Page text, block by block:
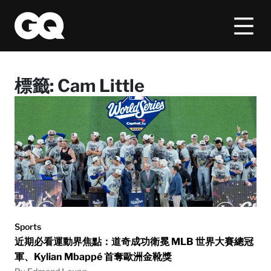
標籤: Cam Little
Sports
近期必看運動界焦點：道奇成功衛冕 MLB 世界大賽總冠
軍、Kylian Mbappé 首奪歐洲金靴獎